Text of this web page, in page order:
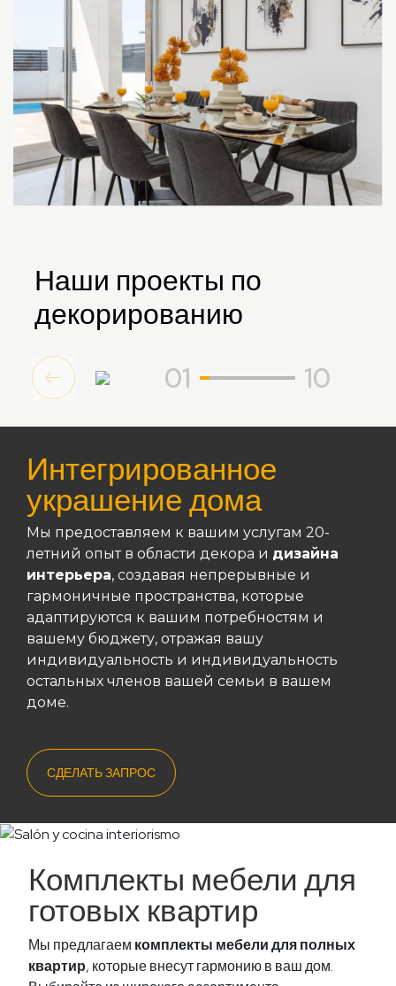
Наши проекты по
декорированию
01 10
Интегрированное
украшение дома
Мы предоставляем к вашим услугам 20-
летний опыт в области декора и дизайна
интерьера, создавая непрерывные и
гармоничные пространства, которые
адаптируются к вашим потребностям и
вашему бюджету, отражая вашу
индивидуальность и индивидуальность
остальных членов вашей семьи в вашем
доме.
СДЕЛАТЬ ЗАПРОС
Комплекты мебели для
готовых квартир
Мы предлагаем комплекты мебели для полных
квартир, которые внесут гармонию в ваш дом.